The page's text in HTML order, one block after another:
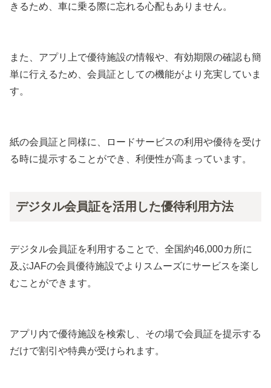
きるため、車に乗る際に忘れる心配もありません。
また、アプリ上で優待施設の情報や、有効期限の確認も簡
単に行えるため、会員証としての機能がより充実していま
す。
紙の会員証と同様に、ロードサービスの利用や優待を受け
る時に提示することができ、利便性が高まっています。
デジタル会員証を活用した優待利用方法
デジタル会員証を利用することで、全国約46,000カ所に
及ぶJAFの会員優待施設でよりスムーズにサービスを楽し
むことができます。
アプリ内で優待施設を検索し、その場で会員証を提示する
だけで割引や特典が受けられます。